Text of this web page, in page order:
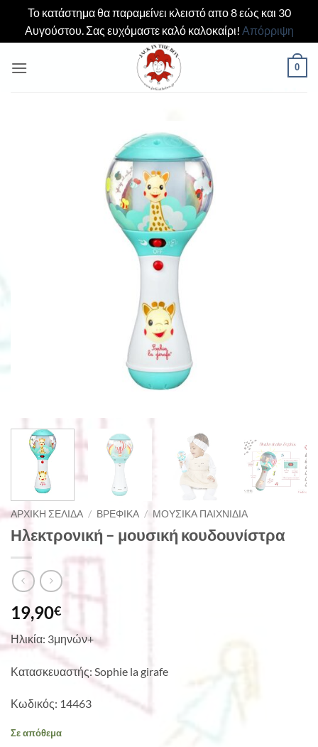
Το κατάστημα θα παραμείνει κλειστό απο 8 εώς και 30
Αυγούστου. Σας ευχόμαστε καλό καλοκαίρι! Απόρριψη
στο
0
ΑΡΧΙΚΉ ΣΕΛΊΔΑ / ΒΡΕΦΙΚΆ / ΜΟΥΣΙΚΆ ΠΑΙΧΝΊΔΙΑ
Ηλεκτρονική – μουσική κουδουνίστρα
19,90€
Ηλικία: 3μηνών+
Κατασκευαστής: Sophie la girafe
Κωδικός: 14463
Σε απόθεμα